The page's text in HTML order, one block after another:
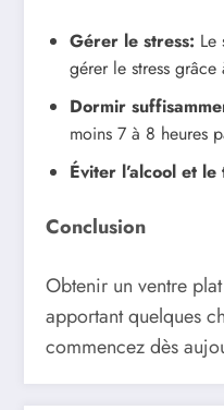
Gérer le stress: Le
gérer le stress
Dormir
moins 7 à 8 heures
Éviter l’alcool et le
Conclusion
Obtenir un ventre
apportant quelques
commencez dès